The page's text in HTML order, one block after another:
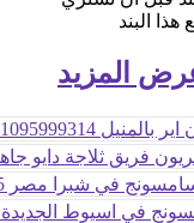
البند
المزيد